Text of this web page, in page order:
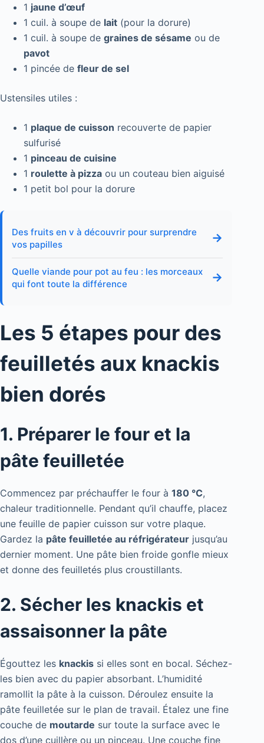
1 jaune d’œuf
1 cuil. à soupe de lait (pour la dorure)
1 cuil. à soupe de graines de sésame ou de
pavot
1 pincée de fleur de sel
Ustensiles utiles :
1 plaque de cuisson recouverte de papier
sulfurisé
1 pinceau de cuisine
1 roulette à pizza ou un couteau bien aiguisé
1 petit bol pour la dorure
Des fruits en v à découvrir pour surprendre
vos papilles
→
Quelle viande pour pot au feu : les morceaux
qui font toute la différence
→
Les 5 étapes pour des
feuilletés aux knackis
bien dorés
1. Préparer le four et la
pâte feuilletée
Commencez par préchauffer le four à 180 °C,
chaleur traditionnelle. Pendant qu’il chauffe, placez
une feuille de papier cuisson sur votre plaque.
Gardez la pâte feuilletée au réfrigérateur jusqu’au
dernier moment. Une pâte bien froide gonfle mieux
et donne des feuilletés plus croustillants.
2. Sécher les knackis et
assaisonner la pâte
Égouttez les knackis si elles sont en bocal. Séchez-
les bien avec du papier absorbant. L’humidité
ramollit la pâte à la cuisson. Déroulez ensuite la
pâte feuilletée sur le plan de travail. Étalez une fine
couche de moutarde sur toute la surface avec le
dos d’une cuillère ou un pinceau. Une couche fine